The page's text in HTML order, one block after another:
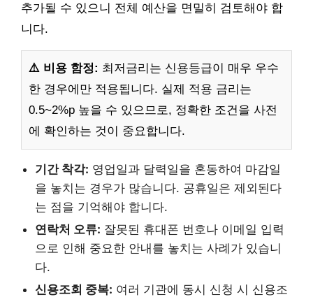
추가될 수 있으니 전체 예산을 면밀히 검토해야 합
니다.
⚠️ 비용 함정: 최저금리는 신용등급이 매우 우수
한 경우에만 적용됩니다. 실제 적용 금리는
0.5~2%p 높을 수 있으므로, 정확한 조건을 사전
에 확인하는 것이 중요합니다.
기간 착각: 영업일과 달력일을 혼동하여 마감일
을 놓치는 경우가 많습니다. 공휴일은 제외된다
는 점을 기억해야 합니다.
연락처 오류: 잘못된 휴대폰 번호나 이메일 입력
으로 인해 중요한 안내를 놓치는 사례가 있습니
다.
신용조회 중복: 여러 기관에 동시 신청 시 신용조